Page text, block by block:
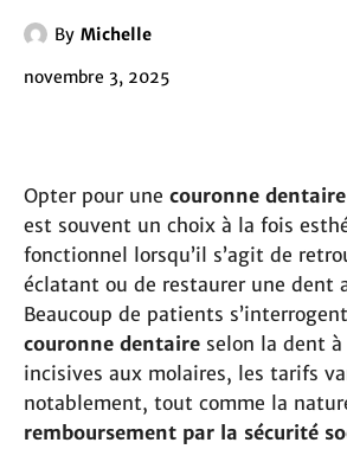
By Michelle
novembre 3, 2025
Opter pour une couronne
est souvent un choix à la fois
fonctionnel lorsqu’il s’agit de
éclatant ou de restaurer une dent
Beaucoup de patients
couronne dentaire selon la dent
incisives aux molaires, les tarifs
notablement, tout comme la
remboursement par la sécurité